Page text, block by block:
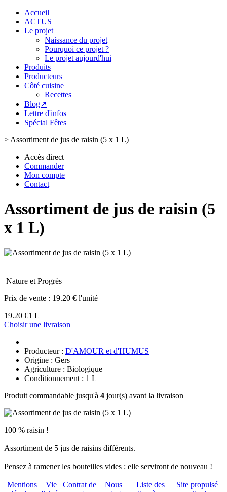
Accueil
ACTUS
Le projet
Naissance du projet
Pourquoi ce projet ?
Le projet aujourd'hui
Produits
Producteurs
Côté cuisine
Recettes
Blog↗
Lettre d'infos
Spécial Fêtes
> Assortiment de jus de raisin (5 x 1 L)
Accès direct
Commander
Mon compte
Contact
Assortiment de jus de raisin (5
x 1 L)
Nature et Progrès
Prix de vente : 19.20 € l'unité
19.20 €1 L
Choisir une livraison
Producteur : D'AMOUR et d'HUMUS
Origine : Gers
Agriculture : Biologique
Conditionnement : 1 L
Produit commandable jusqu'à 4 jour(s) avant la livraison
100 % raisin !
Assortiment de 5 jus de raisins différents.
Pensez à ramener les bouteilles vides : elle serviront de nouveau !
Mentions
Vie
Contrat de
Nous
Liste des
Site propulsé